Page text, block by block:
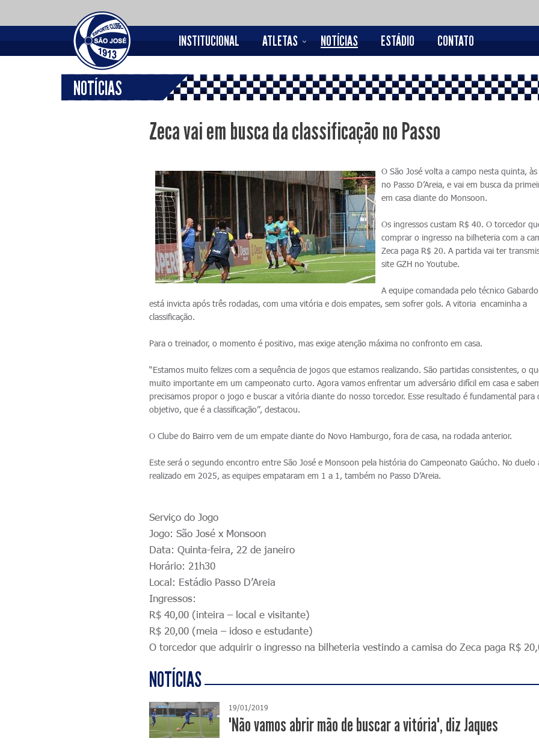
INSTITUCIONAL ATLETAS NOTÍCIAS ESTÁDIO CONTATO
NOTÍCIAS
Zeca vai em busca da classificação no Passo
O São José volta a campo nesta quinta,
no Passo D’Areia, e vai em busca da
em casa diante do Monsoon.
Os ingressos custam R$ 40. O torcedor
comprar o ingresso na bilheteria com a
Zeca paga R$ 20. A partida vai ter
site GZH no Youtube.
A equipe comandada pelo técnico
está invicta após três rodadas, com uma vitória e dois empates, sem sofrer gols. A vitoria encaminha a
classificação.
Para o treinador, o momento é positivo, mas exige atenção máxima no confronto em casa.
“Estamos muito felizes com a sequência de jogos que estamos realizando. São partidas consistentes, o
muito importante em um campeonato curto. Agora vamos enfrentar um adversário difícil em casa e
precisamos propor o jogo e buscar a vitória diante do nosso torcedor. Esse resultado é fundamental para
objetivo, que é a classificação”, destacou.
O Clube do Bairro vem de um empate diante do Novo Hamburgo, fora de casa, na rodada anterior.
Este será o segundo encontro entre São José e Monsoon pela história do Campeonato Gaúcho. No duelo
realizado em 2025, as equipes empataram em 1 a 1, também no Passo D’Areia.
Serviço do Jogo
Jogo: São José x Monsoon
Data: Quinta-feira, 22 de janeiro
Horário: 21h30
Local: Estádio Passo D’Areia
Ingressos:
R$ 40,00 (inteira – local e visitante)
R$ 20,00 (meia – idoso e estudante)
O torcedor que adquirir o ingresso na bilheteria vestindo a camisa do Zeca paga R$
NOTÍCIAS
19/01/2019
"Não vamos abrir mão de buscar a vitória", diz Jaques